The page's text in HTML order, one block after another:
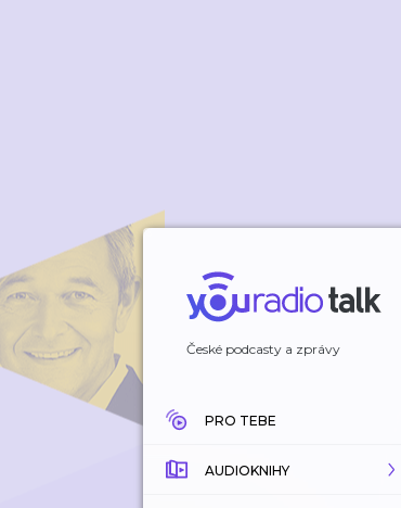
České podcasty a zprávy
PRO TEBE
AUDIOKNIHY